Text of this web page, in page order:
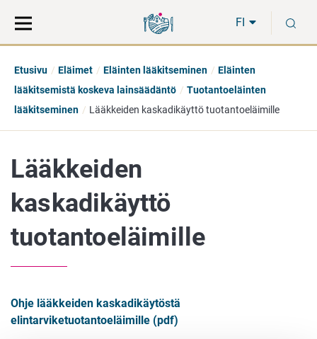
suoraan
sisältöön
koko
sivuston
FI
Etusivu Eläimet Eläinten lääkitseminen
Eläinten
lääkitsemistä koskeva lainsäädäntö
Tuotantoeläinten
lääkitseminen
Lääkkeiden kaskadikäyttö tuotantoeläimille
Lääkkeiden
kaskadikäyttö
tuotantoeläimille
Ohje lääkkeiden kaskadikäytöstä
elintarviketuotantoeläimille (pdf)